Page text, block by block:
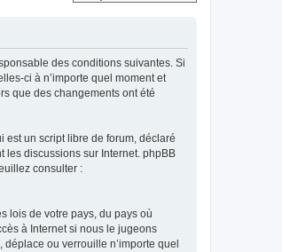
des conditions suivantes. Si
ci à n’importe quel moment et
que des changements ont été
est un script libre de forum, déclaré
les discussions sur Internet. phpBB
consulter :
lois de votre pays, du pays où
à Internet si nous le jugeons
ou verrouille n’importe quel